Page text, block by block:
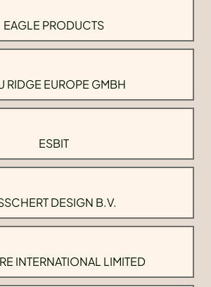
EAGLE PRODUCTS
RIDGE EUROPE GMBH
ESBIT
DESIGN B.V.
INTERNATIONAL LIMITED